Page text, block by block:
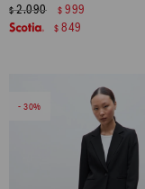
$2.090 $ 999
$ 849
30